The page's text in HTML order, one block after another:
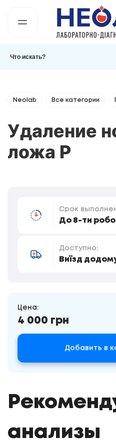
Neolab Все категории
Удаление
ложа Р
Срок
До 8-ти
Доступно:
Виїзд
Цена:
4 000 грн
Добавить в
анализы